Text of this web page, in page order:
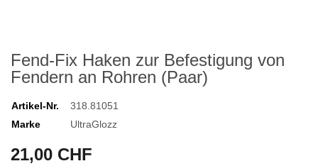
Fend-Fix Haken zur Befestigung von
Fendern an Rohren (Paar)
Artikel-Nr.
318.81051
Marke
UltraGlozz
21,00 CHF